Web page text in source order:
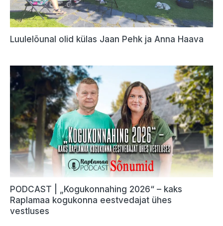
Luulelõunal olid külas Jaan Pehk ja Anna Haava
PODCAST | „Kogukonnahing 2026“ – kaks
Raplamaa kogukonna eestvedajat ühes
vestluses